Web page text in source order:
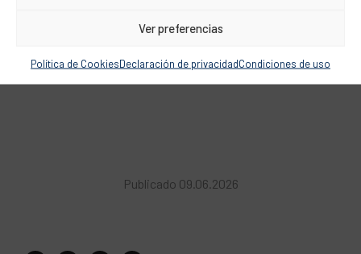
Ver preferencias
Política de CookiesDeclaración de privacidadCondiciones de uso
Publicado 09.06.2026